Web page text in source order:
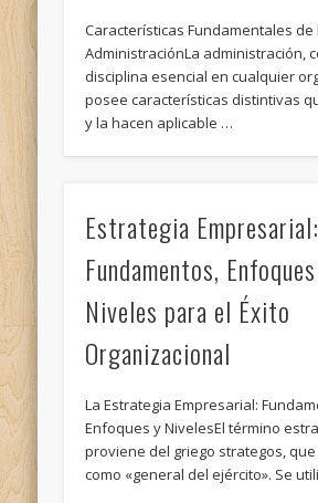
Características Fundamentales de
AdministraciónLa administración,
disciplina esencial en cualquier
posee características distintivas
y la hacen aplicable …
Estrategia Empresarial:
Fundamentos,
Niveles para el Éxito
Organizacional
La Estrategia Empresarial:
Enfoques y NivelesEl término
proviene del griego strategos,
como «general del ejército». Se